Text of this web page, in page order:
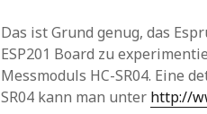
Das ist Grund genug, das
ESP201 Board zu
Messmoduls HC-SR04. Eine
SR04 kann man unter http://